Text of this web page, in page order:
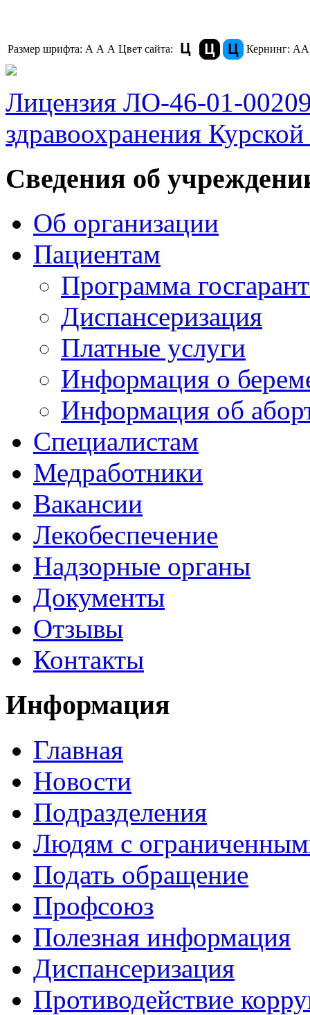
Размер шрифта: A A A Цвет сайта: Кернинг: АА
Лицензия ЛО-46-01-
здравоохранения
Сведения об
Об организации
Пациентам
Программа
Диспансеризация
Платные услуги
Информация о
Информация об
Специалистам
Медработники
Вакансии
Лекобеспечение
Надзорные органы
Документы
Отзывы
Контакты
Информация
Главная
Новости
Подразделения
Людям с
Подать обращение
Профсоюз
Полезная информация
Диспансеризация
Противодействие